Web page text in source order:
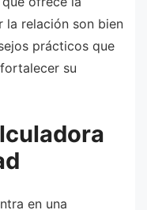
la relación son bien
prácticos que
su
en una